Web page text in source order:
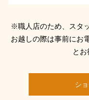
※職人店のため、スタ
お越しの際は事前にお
とお
シ